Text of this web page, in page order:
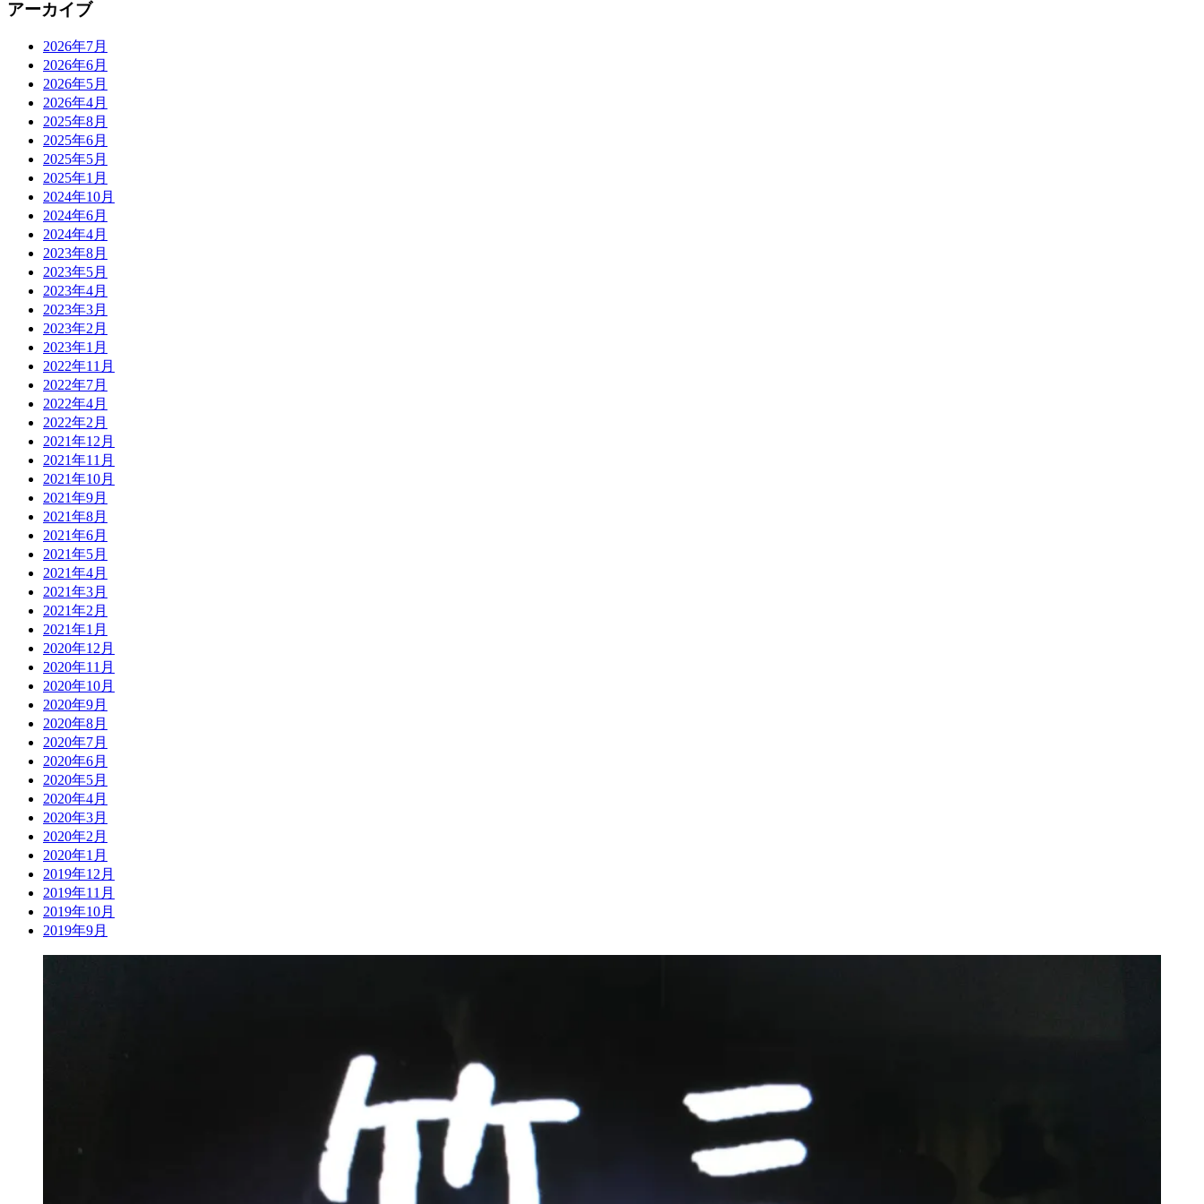
アーカイブ
2026年7月
2026年6月
2026年5月
2026年4月
2025年8月
2025年6月
2025年5月
2025年1月
2024年10月
2024年6月
2024年4月
2023年8月
2023年5月
2023年4月
2023年3月
2023年2月
2023年1月
2022年11月
2022年7月
2022年4月
2022年2月
2021年12月
2021年11月
2021年10月
2021年9月
2021年8月
2021年6月
2021年5月
2021年4月
2021年3月
2021年2月
2021年1月
2020年12月
2020年11月
2020年10月
2020年9月
2020年8月
2020年7月
2020年6月
2020年5月
2020年4月
2020年3月
2020年2月
2020年1月
2019年12月
2019年11月
2019年10月
2019年9月